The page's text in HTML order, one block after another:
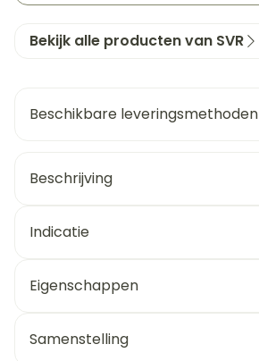
Bekijk alle producten van SVR
Beschikbare leveringsmethoden
Beschrijving
Indicatie
Eigenschappen
Samenstelling